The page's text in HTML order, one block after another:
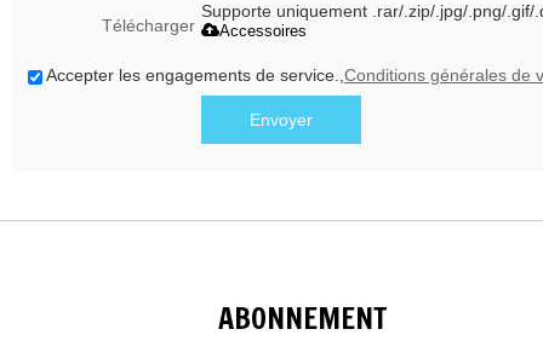
Télécharger
Supporte uniquement .rar/.zip/.jpg/.png/.gif/
Accessoires
Accepter les engagements de service., Conditions générales de
Envoyer
ABONNEMENT